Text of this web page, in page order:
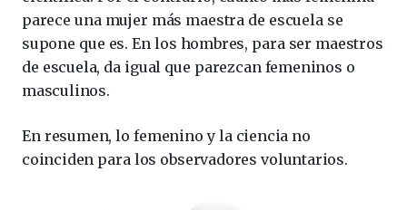
parece una mujer más maestra de escuela se
supone que es. En los hombres, para ser maestros
de escuela, da igual que parezcan femeninos o
masculinos.
En resumen, lo femenino y la ciencia no
coinciden para los observadores voluntarios.